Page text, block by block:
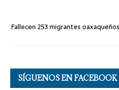
Fallecen 253 migrantes
SÍGUENOS EN FACEBOOK